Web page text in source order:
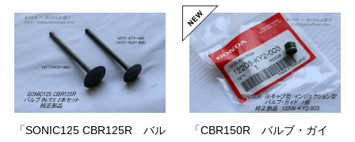
「SONIC125 CBR125R バル
「CBR150R バルブ・ガイ